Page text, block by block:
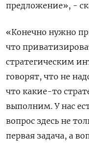
предложение», -
«Конечно нужно
что
стратегическим
говорят, что не
что какие-то
выполним. У нас
вопрос здесь не
первая задача, а